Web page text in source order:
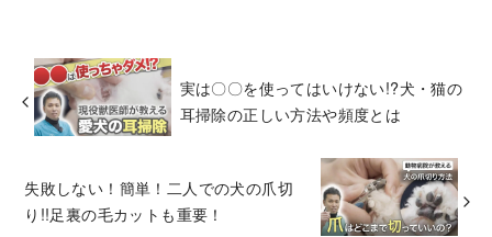
実は〇〇を使ってはいけない!?犬・猫の
耳掃除の正しい方法や頻度とは
失敗しない！簡単！二人での犬の爪切
り!!足裏の毛カットも重要！